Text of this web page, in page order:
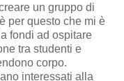
un gruppo di
per questo che mi è
fondi ad ospitare
tra studenti e
corpo.
interessati alla